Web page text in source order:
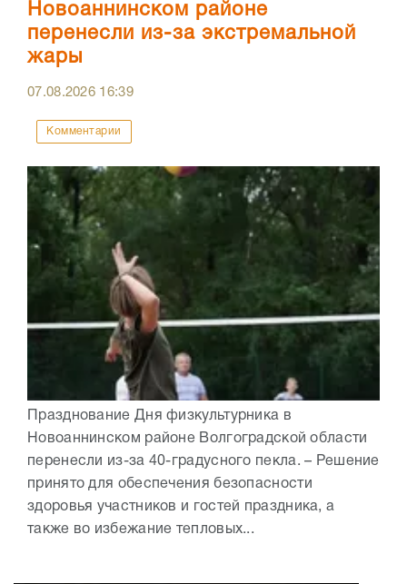
Новоаннинском районе
перенесли из-за экстремальной
жары
07.08.2026 16:39
Комментарии
Празднование Дня физкультурника в
Новоаннинском районе Волгоградской области
перенесли из-за 40-градусного пекла. – Решение
принято для обеспечения безопасности
здоровья участников и гостей праздника, а
также во избежание тепловых...